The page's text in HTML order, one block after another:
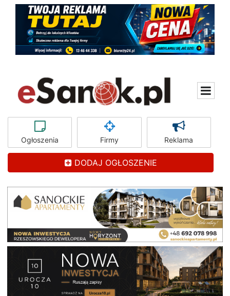
Ogłoszenia Firmy Reklama
DODAJ OGŁOSZENIE